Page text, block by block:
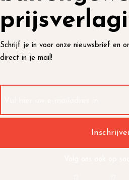
Schrijf je in voor onze nieuwsbrief en
direct in je mail!